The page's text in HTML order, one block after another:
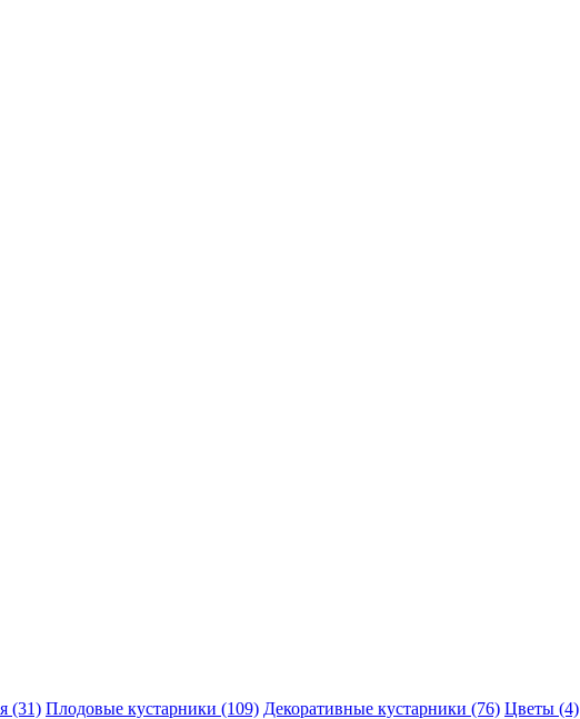
(31) Плодовые кустарники (109) Декоративные кустарники (76) Цветы (4)